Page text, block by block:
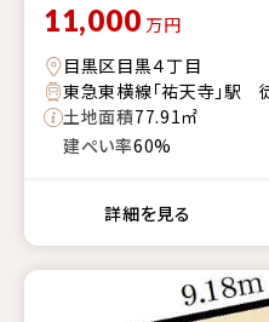
11,000 万円
目黒区目黒４丁目
東急東横線「祐天寺」駅
土地面積77.91㎡
建ぺい率60%
詳細を見る